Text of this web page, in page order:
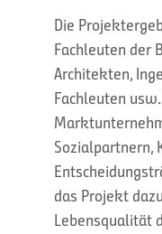
Die
Fachleuten der
Architekten,
Fachleuten
Sozialpartnern,
das Projekt
Lebensqualität